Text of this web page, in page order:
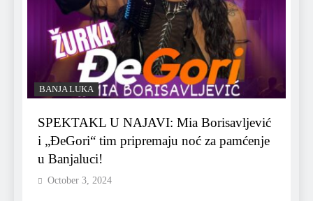
BANJA LUKA
SPEKTAKL U NAJAVI: Mia Borisavljević
i „ĐeGori“ tim pripremaju noć za pamćenje
u Banjaluci!
October 3, 2024